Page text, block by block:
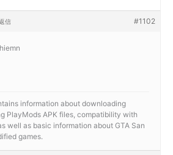
#1102
信
information about downloading
PlayMods APK files, compatibility with
well as basic information about GTA San
games.